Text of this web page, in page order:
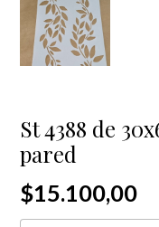
St 4388 de
pared
$15.100,00